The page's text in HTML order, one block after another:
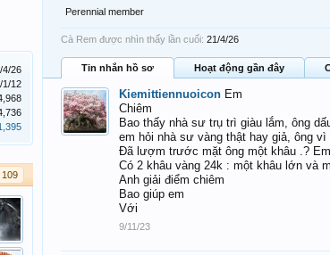
4/26
1/12
109
Perennial member
Cà Rem được nhìn thấy lần cuối: 21/4/26
Tin nhắn hồ sơ Hoạt động gần đây
Kiemittiennuoicon Em
Chiêm
Bao thấy nhà sư trụ trì giàu lắm, ông
em hỏi nhà sư vàng thật hay giả, ông vì
Đã lượm trước mặt ông một khâu .?
Có 2 khâu vàng 24k : một khâu lớn và
Anh giải điểm chiêm
Bao giúp em
Với
9/11/23